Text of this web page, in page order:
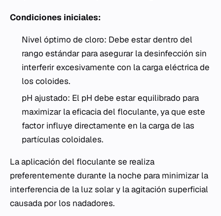
Condiciones iniciales:
Nivel óptimo de cloro: Debe estar dentro del
rango estándar para asegurar la desinfección sin
interferir excesivamente con la carga eléctrica de
los coloides.
pH ajustado: El pH debe estar equilibrado para
maximizar la eficacia del floculante, ya que este
factor influye directamente en la carga de las
partículas coloidales.
La aplicación del floculante se realiza
preferentemente durante la noche para minimizar la
interferencia de la luz solar y la agitación superficial
causada por los nadadores.